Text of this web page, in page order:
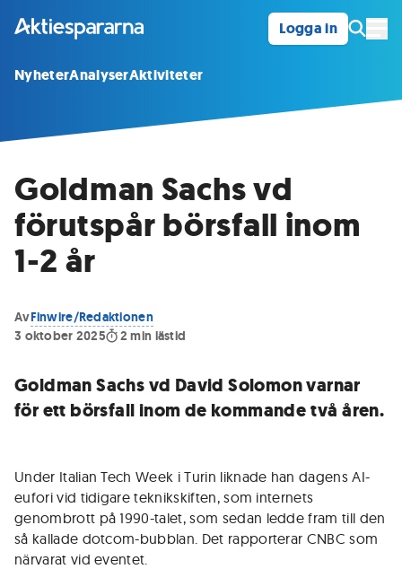
Logga in
NyheterAnalyserAktiviteter
Goldman Sachs vd
förutspår börsfall inom
1-2 år
AvFinwire/Redaktionen
3 oktober 2025
2 min lästid
Goldman Sachs vd David Solomon varnar
för ett börsfall inom de kommande två åren.
Under Italian Tech Week i Turin liknade han dagens AI-
eufori vid tidigare teknikskiften, som internets
genombrott på 1990-talet, som sedan ledde fram till den
så kallade dotcom-bubblan. Det rapporterar CNBC som
närvarat vid eventet.